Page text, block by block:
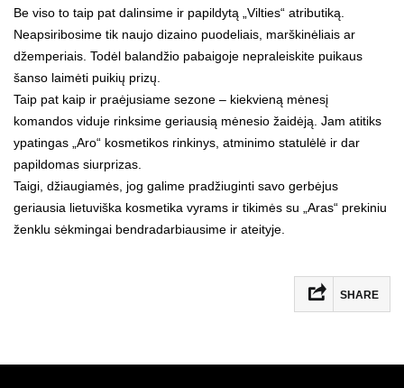
Be viso to taip pat dalinsime ir papildytą „Vilties“ atributiką.
Neapsiribosime tik naujo dizaino puodeliais, marškinėliais ar
džemperiais. Todėl balandžio pabaigoje nepraleiskite puikaus
šanso laimėti puikių prizų.
Taip pat kaip ir praėjusiame sezone – kiekvieną mėnesį
komandos viduje rinksime geriausią mėnesio žaidėją. Jam atitiks
ypatingas „Aro“ kosmetikos rinkinys, atminimo statulėlė ir dar
papildomas siurprizas.
Taigi, džiaugiamės, jog galime pradžiuginti savo gerbėjus
geriausia lietuviška kosmetika vyrams ir tikimės su „Aras“ prekiniu
ženklu sėkmingai bendradarbiausime ir ateityje.
SHARE